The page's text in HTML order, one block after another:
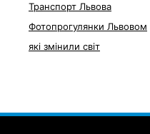
Транспорт Львова
Фотопрогулянки Львовом
які змінили світ